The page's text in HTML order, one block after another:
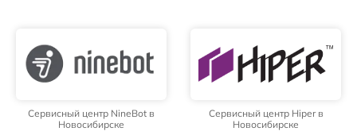
Сервисный центр NineBot в
Новосибирске
Сервисный центр Hiper в
Новосибирске